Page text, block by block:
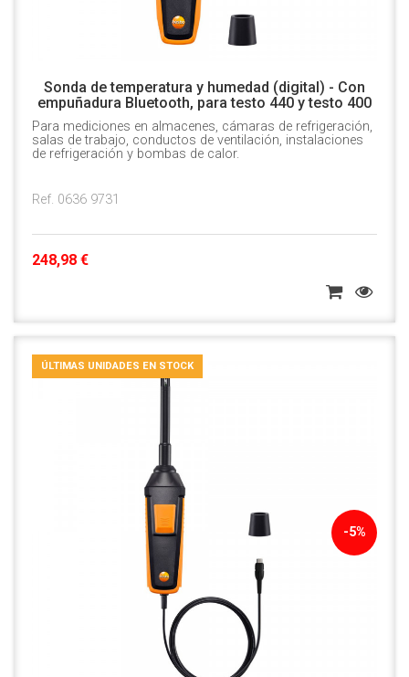
Sonda de temperatura y humedad (digital) - Con
empuñadura Bluetooth, para testo 440 y testo 400
Para mediciones en almacenes, cámaras de refrigeración,
salas de trabajo, conductos de ventilación, instalaciones
de refrigeración y bombas de calor.
Ref. 0636 9731
248,98 €
-5%
ÚLTIMAS UNIDADES EN STOCK